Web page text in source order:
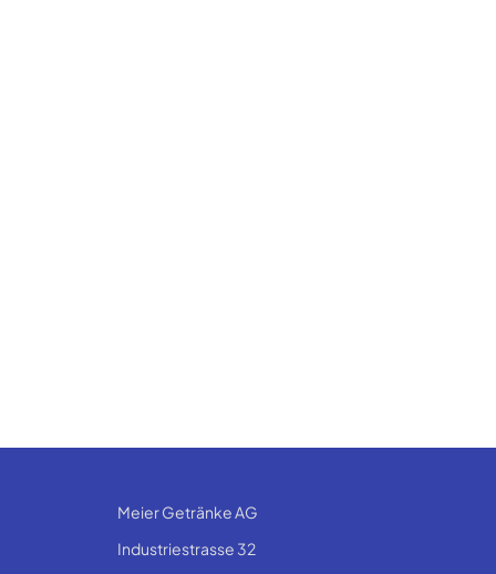
Meier Getränke AG
Industriestrasse 32